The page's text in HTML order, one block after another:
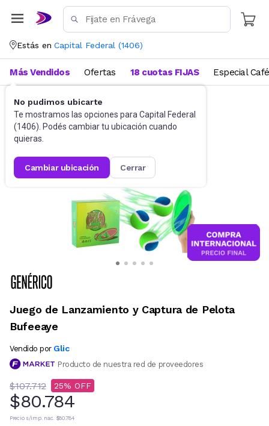
Estás en Capital Federal (1406)
No pudimos ubicarte
Te mostramos las opciones para Capital Federal
(1406). Podés cambiar tu ubicación cuando
quieras.
cambiar ubicación cerrar
Más Vendidos Ofertas 18 cuotas FIJAS Especial Café
Juegos de aire libre
Juego de Lanzamiento y Captura de Pelota
Bufeeaye
Vendido por Glic
Producto de nuestra red de proveedores
$107.712 25
$80.784
Precio s/imp. nac. $80.784